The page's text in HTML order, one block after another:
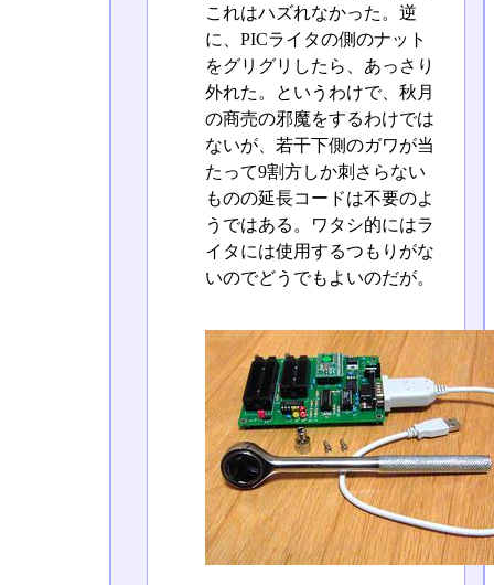
これはハズれなかった。逆
に、PICライタの側のナット
をグリグリしたら、あっさり
外れた。というわけで、秋月
の商売の邪魔をするわけでは
ないが、若干下側のガワが当
たって9割方しか刺さらない
ものの延長コードは不要のよ
うではある。ワタシ的にはラ
イタには使用するつもりがな
いのでどうでもよいのだが。